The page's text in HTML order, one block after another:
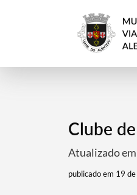
Clube
Atualizado
publicado em 19